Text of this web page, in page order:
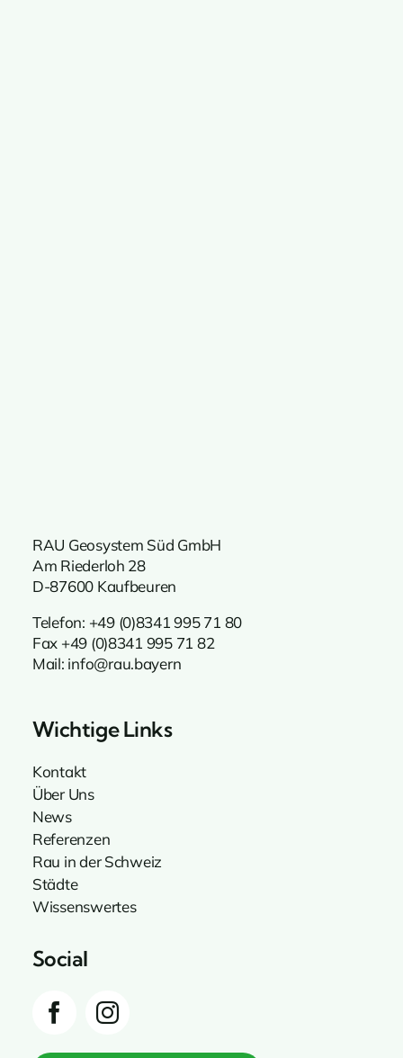
RAU Geosystem Süd GmbH
Am Riederloh 28
D-87600 Kaufbeuren
Telefon: +49 (0)8341 995 71 80
Fax +49 (0)8341 995 71 82
Mail: info@rau.bayern
Wichtige Links
Kontakt
Über Uns
News
Referenzen
Rau in der Schweiz
Städte
Wissenswertes
Social